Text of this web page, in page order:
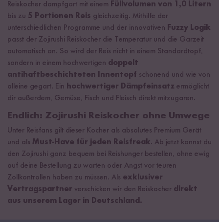
Reiskocher dampfgart mit einem Füllvolumen von 1,0 Litern
bis zu 5 Portionen Reis gleichzeitig. Mithilfe der
unterschiedlichen Programme und der innovativen Fuzzy Logik
passt der Zojirushi Reiskocher die Temperatur und die Garzeit
automatisch an. So wird der Reis nicht in einem Standardtopf,
sondern in einem hochwertigen doppelt
antihaftbeschichteten Innentopf schonend und wie von
alleine gegart. Ein hochwertiger Dämpfeinsatz ermöglicht
dir außerdem, Gemüse, Fisch und Fleisch direkt mitzugaren.
Endlich: Zojirushi Reiskocher ohne Umwege
Unter Reisfans gilt dieser Kocher als absolutes Premium Gerät
und als Must-Have für jeden Reisfreak. Ab jetzt kannst du
den Zojirushi ganz bequem bei Reishunger bestellen, ohne ewig
auf deine Bestellung zu warten oder Angst vor teuren
Zollkontrollen haben zu müssen. Als exklusiver
Vertragspartner verschicken wir den Reiskocher direkt
aus unserem Lager in Deutschland.